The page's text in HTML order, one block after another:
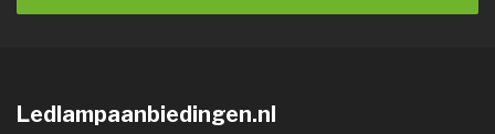
Ledlampaanbiedingen.nl